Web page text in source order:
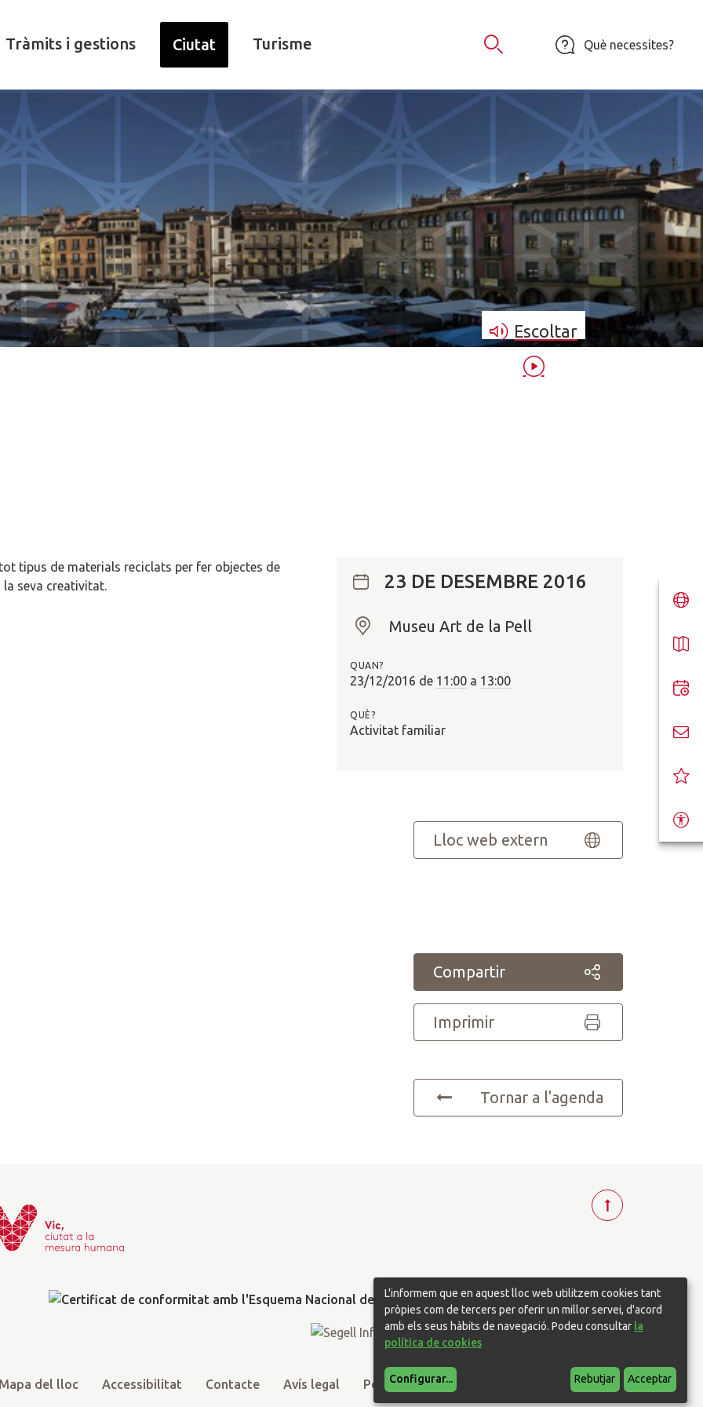
Obrir Cercador
Què necessites?
Tràmits i gestions Ciutat Turisme
Escoltar
tipus de materials reciclats per fer objectes de
seva creativitat.
23 DE DESEMBRE 2016
O
?
Museu Art de la Pell
QUAN?
23/12/2016 de 11:00 a 13:00
QUÈ?
Activitat familiar
Lloc web extern
Compartir
Imprimir
Tornar a l'agenda
Mapa del lloc Accessibilitat Contacte Avís legal Política de privacitat Política de cookies
T
a
r
a
a
l
t
L'informem que en aquest lloc web utilitzem cookies tant
pròpies com de tercers per oferir un millor servei, d'acord
amb els seus hàbits de navegació. Podeu consultar la
política de cookies
Configurar... Rebutjar Acceptar